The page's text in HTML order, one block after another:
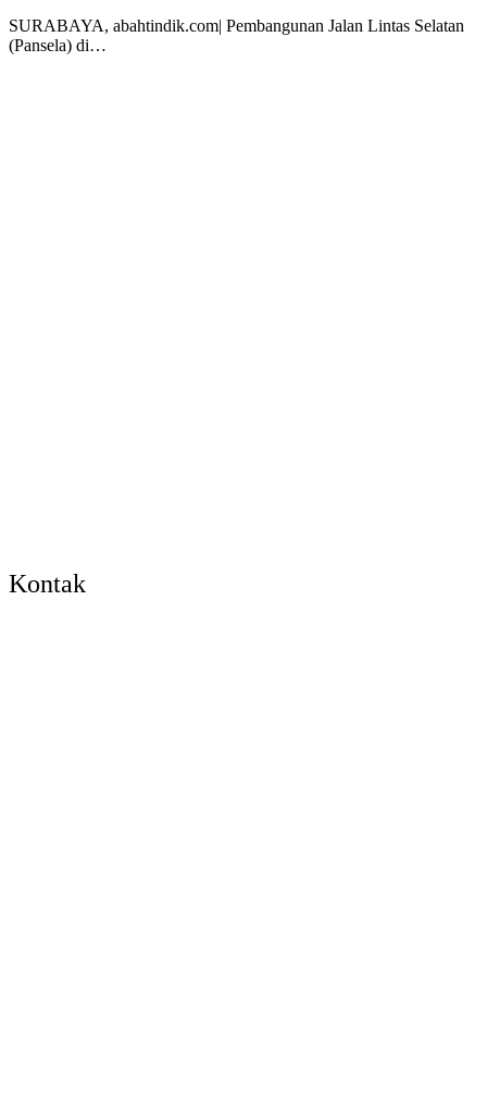
SURABAYA, abahtindik.com| Pembangunan Jalan Lintas Selatan
(Pansela) di…
Kontak